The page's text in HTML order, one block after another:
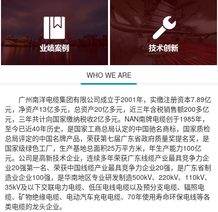
WHO WE ARE
广州南洋电缆集团有限公司成立于2001年，实缴注册资本7.89亿
元，净资产13亿多元，总资产20亿多元，近三年含税销售额200多亿
元，三年共计向国家缴纳税收2亿多元。NAN南牌电缆创于1985年，
至今已近40年历史，是国家工商总局认定的中国驰名商标，国家质检
总局评定的中国名牌产品，荣获第七届广东省政府质量奖提名奖，是
国家级绿色工厂，生产基地总面积25万平方米，年生产能力100亿
元。公司是高新技术企业，连续多年荣获广东线缆产业最具竞争力企
业20强第一名、荣获中国线缆产业最具竞争力企业20强，是广东省制
造业企业100强，是华南地区专业研发制造500kV、220kV、110kV、
35kV及以下交联电力电缆、低压电线电缆以及预分支电缆、辐照电
缆、矿物绝缘电缆、电动汽车充电电缆、70年使用寿命环保电线等各
类电缆的龙头企业。